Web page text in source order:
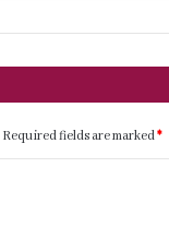
Required fields are marked*